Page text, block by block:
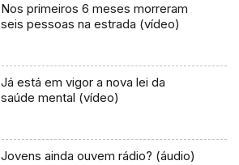
Nos primeiros 6 meses morreram
seis pessoas na estrada (vídeo)
Já está em vigor a nova lei da
saúde mental (vídeo)
Jovens ainda ouvem rádio? (áudio)